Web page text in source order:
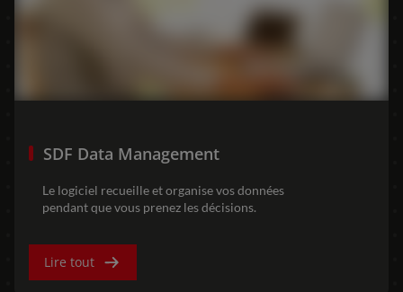
AND MIDDLE-
et Moyen Orient (Français)
SDF Data Management
Le logiciel recueille et organise vos données
pendant que vous prenez les décisions.
Lire tout